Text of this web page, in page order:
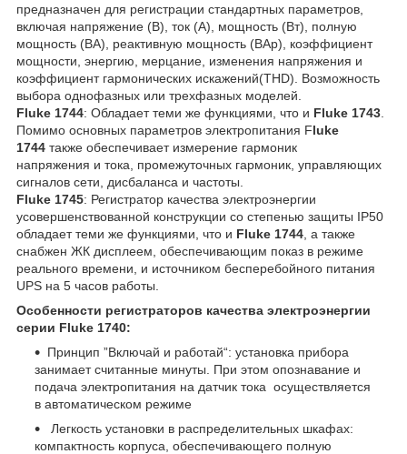
предназначен для регистрации стандартных параметров,
включая напряжение (В), ток (A), мощность (Вт), полную
мощность (ВА), реактивную мощность (ВАр), коэффициент
мощности, энергию, мерцание, изменения напряжения и
коэффициент гармонических искажений(THD). Возможность
выбора однофазных или трехфазных моделей.
Fluke 1744: Обладает теми же функциями, что и Fluke 1743
Помимо основных параметров электропитания Fluke
1744 также обеспечивает измерение гармоник
напряжения и тока, промежуточных гармоник, управляющих
сигналов сети, дисбаланса и частоты.
Fluke 1745: Регистратор качества электроэнергии
усовершенствованной конструкции со степенью защиты IP50
обладает теми же функциями, что и Fluke 1744 , а также
снабжен ЖК дисплеем, обеспечивающим показ в режиме
реального времени, и источником бесперебойного питания
UPS на 5 часов работы.
Особенности регистраторов качества электроэнергии
серии Fluke 1740:
Принцип ”Включай и работай“: установка прибора
занимает считанные минуты. При этом опознавание и
подача электропитания на датчик тока осуществляется
в автоматическом режиме
Легкость установки в распределительных шкафах:
компактность корпуса, обеспечивающего полную